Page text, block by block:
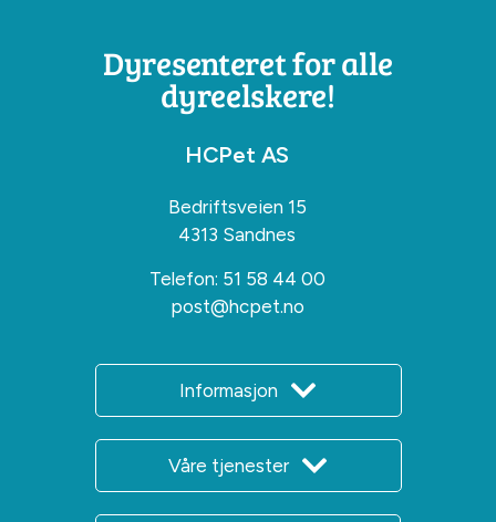
Dyresenteret for alle
dyreelskere!
HCPet AS
Bedriftsveien 15
4313 Sandnes
Telefon: 51 58 44 00
post@hcpet.no
Informasjon
Våre tjenester